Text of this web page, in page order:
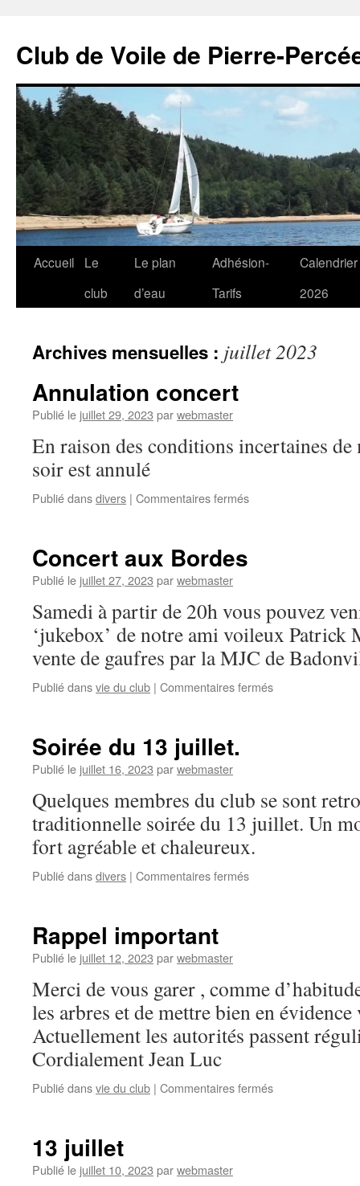
Club de Voile de Pierre-
Aller
Accueil
Le
club
Le plan
d’eau
Adhésion-
Tarifs
Calendrier
2026
Archives mensuelles : juillet 2023
Annulation concert
Publié le juillet 29, 2023 parwebmaster
En raison des conditions incertaines de
soir est annulé
Publié dansdivers | Commentaires ferméssur
Concert aux Bordes
Publié le juillet 27, 2023 parwebmaster
Samedi à partir de 20h vous pouvez
‘jukebox’ de notre ami voileux Patrick
vente de gaufres par la MJC de
Publié dansvie du club | Commentaires ferméssur
Soirée du 13 juillet.
Publié le juillet 16, 2023 parwebmaster
Quelques membres du club se sont
traditionnelle soirée du 13 juillet. Un
fort agréable et chaleureux.
Publié dansdivers | Commentaires ferméssur
Rappel important
Publié le juillet 12, 2023 parwebmaster
Merci de vous garer , comme
les arbres et de mettre bien en
Actuellement les autorités passent
Cordialement Jean Luc
Publié dansvie du club | Commentaires ferméssur
13 juillet
Publié le juillet 10, 2023 parwebmaster